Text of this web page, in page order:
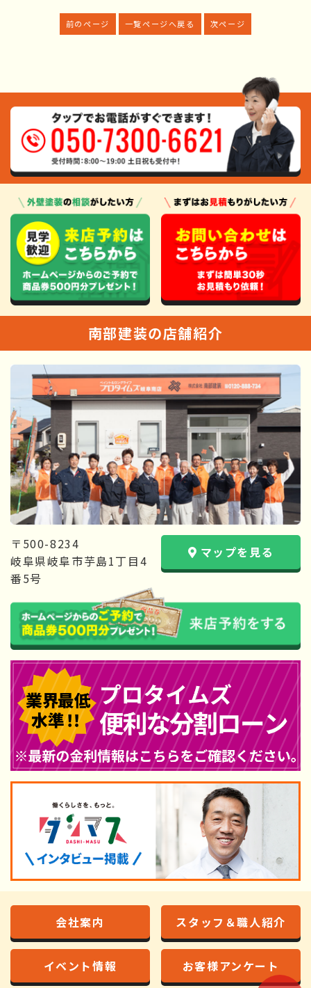
前のページ 一覧ページへ戻る 次ページ
南部建装の店舗紹介
〒500-8234
岐阜県岐阜市芋島1丁目4
番5号
マップを見る
会社案内 スタッフ＆職人紹介
イベント情報 お客様アンケート